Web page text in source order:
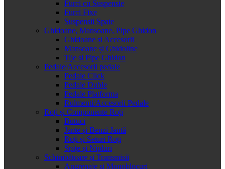
Furci cu Suspensie
Furci Fixe
Suspensii Spate
Ghidoane, Mansoane, Pipe Ghidon
Ghidoane și Accesorii
Mansoane și Ghidoline
Tije și Pipe Ghidon
Pedale/Accesorii pedale
Pedale Click
Pedale Duble
Pedale Platforma
Rulmenti/Accesorii Pedale
Roți și Componente Roți
Butuci
Jante și Benzi Jantă
Roți și Seturi Roți
Spițe și Nipluri
Schimbătoare și Transmisii
Angrenaje și Monoblocuri